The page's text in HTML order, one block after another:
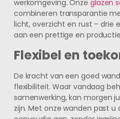
werkomgeving. Onze glazen
combineren transparantie
licht, overzicht en rust – drie
aan een prettige en
Flexibel en
De kracht van een goed
flexibiliteit. Waar vandaag
samenwerking, kan morgen
zijn. Met onze wanden past